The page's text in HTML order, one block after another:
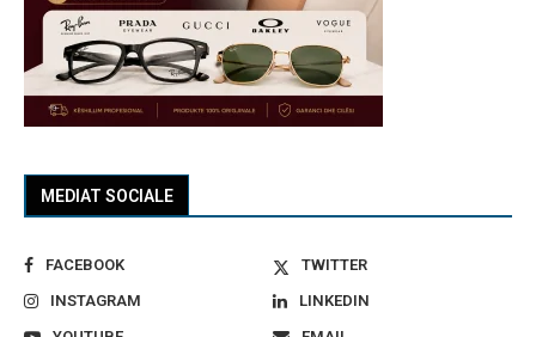
MEDIAT SOCIALE
FACEBOOK
TWITTER
INSTAGRAM
LINKEDIN